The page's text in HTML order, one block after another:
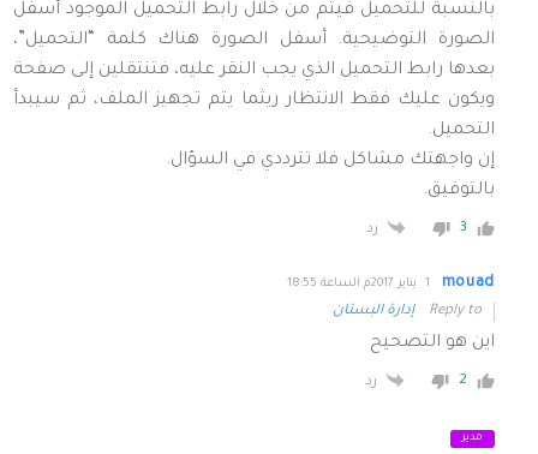
بالنسبة للتحميل فيتم من خلال رابط التحميل الموجود أسفل
الصورة التوضيحية. أسفل الصورة هناك كلمة “التحميل”،
بعدها رابط التحميل الذي يجب النقر عليه، فتنتقلين إلى صفحة
ويكون عليك فقط الانتظار ريثما يتم تجهيز الملف، ثم سيبدأ
التحميل.
إن واجهتك مشاكل فلا تترددي في السؤال.
بالتوفيق.
3 رد
mouad 1 يناير 2017م الساعة 18:55
Reply to إدارة البستان
اين هو التصحيح
2 رد
مدير